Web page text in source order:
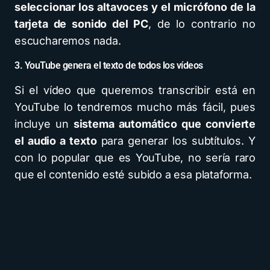
seleccionar los altavoces y el micrófono de la
tarjeta de sonido del PC, de lo contrario no
escucharemos nada.
3. YouTube genera el texto de todos los vídeos
Si el vídeo que queremos transcribir está en
YouTube lo tendremos mucho más fácil, pues
incluye un sistema automático que convierte
el audio a textopara generar los subtítulos. Y
con lo popular que es YouTube, no sería raro
que el contenido esté subido a esa plataforma.